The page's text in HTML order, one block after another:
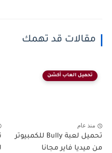
مقالات قد تهمك
تحميل العاب أكشن
منذ عام
تحميل لعبة Bully للكمبيوتر
من ميديا فاير مجانا